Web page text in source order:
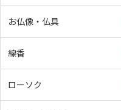
お仏像・仏具
線香
ローソク